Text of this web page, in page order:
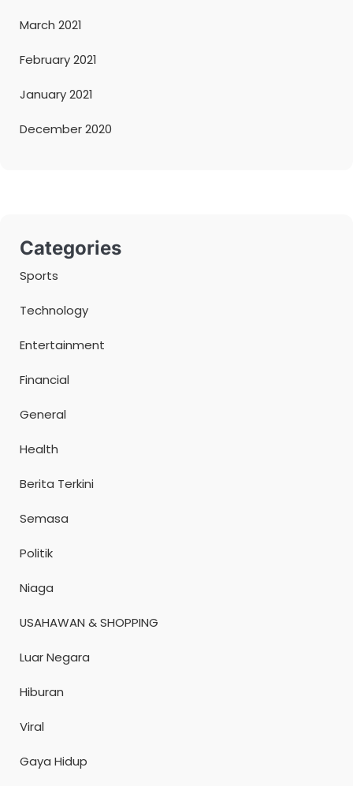
March 2021
February 2021
January 2021
December 2020
Categories
Sports
Technology
Entertainment
Financial
General
Health
Berita Terkini
Semasa
Politik
Niaga
USAHAWAN & SHOPPING
Luar Negara
Hiburan
Viral
Gaya Hidup